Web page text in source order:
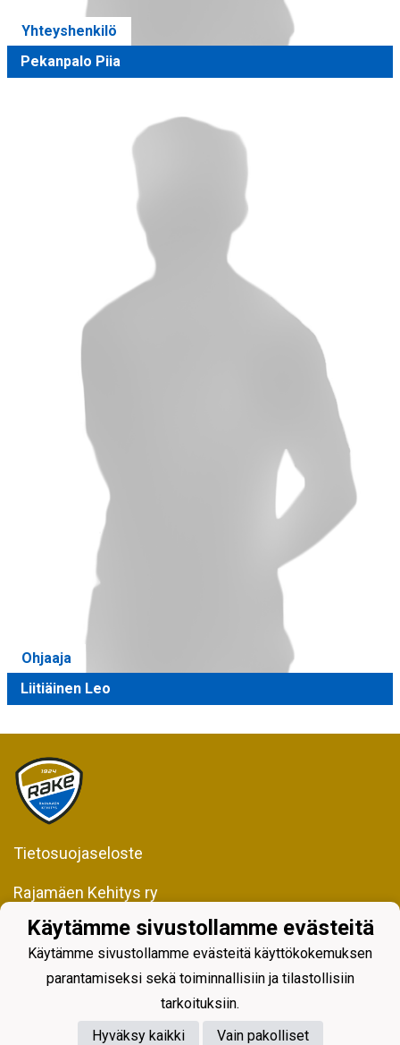
Yhteyshenkilö
Pekanpalo Piia
Ohjaaja
Liitiäinen Leo
Tietosuojaseloste
Rajamäen Kehitys ry
05200 Rajamäki
Y-tunnus 0598128-2
Käytämme sivustollamme evästeitä
Käytämme sivustollamme evästeitä käyttökokemuksen
parantamiseksi sekä toiminnallisiin ja tilastollisiin
tarkoituksiin.
Hyväksy kaikki
Vain pakolliset